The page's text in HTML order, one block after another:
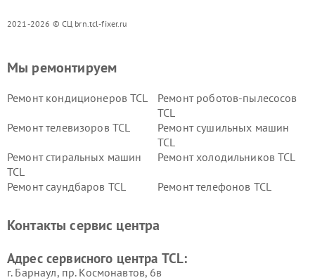
2021-2026 © СЦ brn.tcl-fixer.ru
Мы ремонтируем
Ремонт кондиционеров TCL
Ремонт роботов-пылесосов
TCL
Ремонт телевизоров TCL
Ремонт сушильных машин
TCL
Ремонт стиральных машин
TCL
Ремонт холодильников TCL
Ремонт саундбаров TCL Ремонт телефонов TCL
Контакты сервис центра
Адрес сервисного центра TCL:
г. Барнаул, ​пр. Космонавтов, 6в